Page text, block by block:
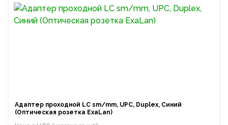
Адаптер проходной LC sm/mm, UPC, Duplex, Синий
(Оптическая розетка ExaLan)